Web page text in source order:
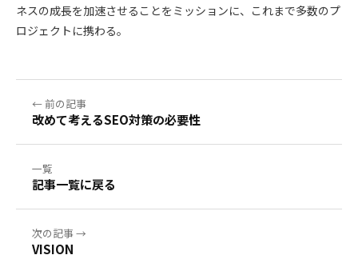
ネスの成長を加速させることをミッションに、これまで多数のプ
ロジェクトに携わる。
← 前の記事
改めて考えるSEO対策の必要性
一覧
記事一覧に戻る
次の記事 →
VISION